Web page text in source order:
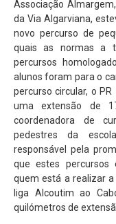
Publicitação de
Contactos e
Projetos
Erasmus+
Erasmus+ KA1
Erasmus+ KA2
CitriVET
L&T's - River
VetinSET
Associação
da Via Algarviana,
novo percurso de
quais as normas a
percursos
alunos foram para o
percurso circular, o
uma extensão de
coordenadora de
pedestres da
responsável pela
que estes percursos
quem está a realizar a
liga Alcoutim ao
quilómetros de